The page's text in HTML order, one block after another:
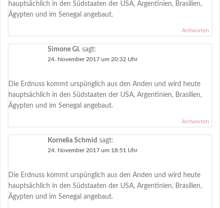
hauptsächlich in den Südstaaten der USA, Argentinien, Brasilien,
Ägypten und im Senegal angebaut.
Antworten
Simone Gl. sagt:
24. November 2017 um 20:32 Uhr
Die Erdnuss kommt urspünglich aus den Anden und wird heute
hauptsächlich in den Südstaaten der USA, Argentinien, Brasilien,
Ägypten und im Senegal angebaut.
Antworten
Kornelia Schmid sagt:
24. November 2017 um 18:51 Uhr
Die Erdnuss kommt urspünglich aus den Anden und wird heute
hauptsächlich in den Südstaaten der USA, Argentinien, Brasilien,
Ägypten und im Senegal angebaut.